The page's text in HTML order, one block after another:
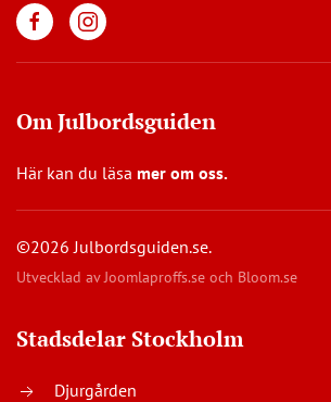
Om Julbordsguiden
Här kan du läsa mer om oss.
©2026 Julbordsguiden.se.
Utvecklad avJoomlaproffs.se och Bloom.se
Stadsdelar Stockholm
Djurgården